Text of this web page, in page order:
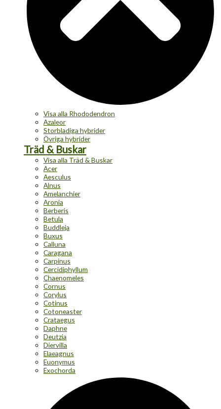
Visa alla Rhododendron
Azaleor
Storbladiga hybrider
Övriga hybrider
Träd & Buskar
Visa alla Träd & Buskar
Acer
Aesculus
Alnus
Amelanchier
Aronia
Berberis
Betula
Buddleja
Buxus
Calluna
Caragana
Carpinus
Cercidiphyllum
Chaenomeles
Cornus
Corylus
Cotinus
Cotoneaster
Crataegus
Daphne
Deutzia
Diervilla
Elaeagnus
Euonymus
Exochorda